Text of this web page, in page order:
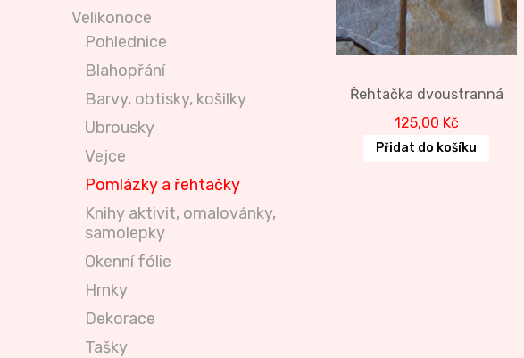
Řehtačka dvoustranná
125,00 Kč
Přidat do košíku
Velikonoce
Pohlednice
Blahopřání
Barvy, obtisky, košilky
Ubrousky
Vejce
Pomlázky a řehtačky
Knihy aktivit, omalovánky,
samolepky
Okenní fólie
Hrnky
Dekorace
Tašky